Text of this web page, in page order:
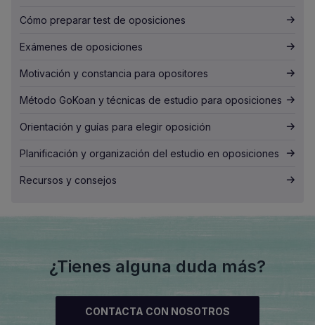
Cómo preparar test de oposiciones
Exámenes de oposiciones
Motivación y constancia para opositores
Método GoKoan y técnicas de estudio para oposiciones
Orientación y guías para elegir oposición
Planificación y organización del estudio en oposiciones
Recursos y consejos
¿Tienes alguna duda más?
CONTACTA CON NOSOTROS